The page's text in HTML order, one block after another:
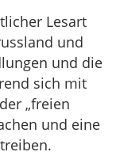
Lesart
und
und die
sich mit
„freien
und eine